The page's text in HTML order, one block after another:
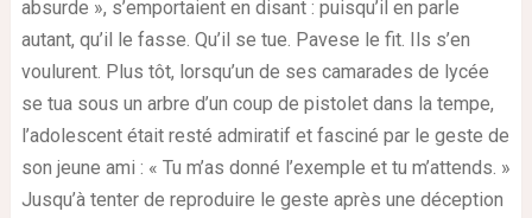
absurde », s’emportaient en disant : puisqu’il en parle
autant, qu’il le fasse. Qu’il se tue. Pavese le fit. Ils s’en
voulurent. Plus tôt, lorsqu’un de ses camarades de lycée
se tua sous un arbre d’un coup de pistolet dans la tempe,
l’adolescent était resté admiratif et fasciné par le geste de
son jeune ami : « Tu m’as donné l’exemple et tu m’attends. »
Jusqu’à tenter de reproduire le geste après une déception